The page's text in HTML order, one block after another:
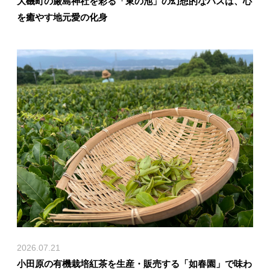
を癒やす地元愛の化身
2026.07.21
小田原の有機栽培紅茶を生産・販売する「如春園」で味わ